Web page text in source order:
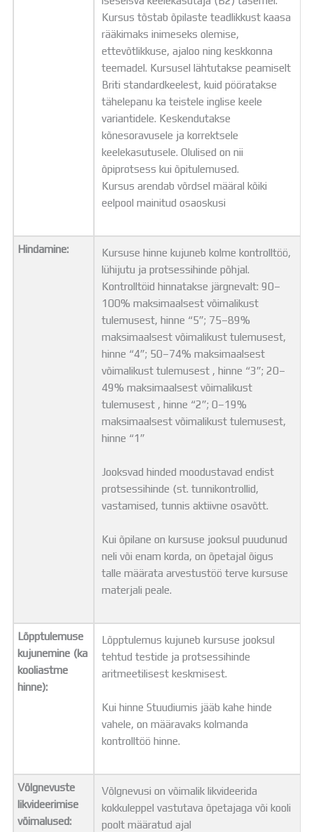
Kursus tõstab õpilaste teadlikkust kaasa
rääkimaks inimeseks olemise,
ettevõtlikkuse, ajaloo ning keskkonna
teemadel. Kursusel lähtutakse peamiselt
Briti standardkeelest, kuid pööratakse
tähelepanu ka teistele inglise keele
variantidele. Keskendutakse
kõnesoravusele ja korrektsele
keelekasutusele. Olulised on nii
õpiprotsess kui õpitulemused.
Kursus arendab võrdsel määral kõiki
eelpool mainitud osaoskusi
Hindamine:
Kursuse hinne kujuneb kolme kontrolltöö,
lühijutu ja protsessihinde põhjal.
Kontrolltöid hinnatakse järgnevalt: 90–
100% maksimaalsest võimalikust
tulemusest, hinne “5”; 75–89%
maksimaalsest võimalikust tulemusest,
hinne “4”; 50–74% maksimaalsest
võimalikust tulemusest , hinne “3”; 20–
49% maksimaalsest võimalikust
tulemusest , hinne “2”; 0–19%
maksimaalsest võimalikust tulemusest,
hinne “1”
Jooksvad hinded moodustavad endist
protsessihinde (st. tunnikontrollid,
vastamised, tunnis aktiivne osavõtt.
Kui õpilane on kursuse jooksul puudunud
neli või enam korda, on õpetajal õigus
talle määrata arvestustöö terve kursuse
materjali peale.
Lõpptulemuse
kujunemine (ka
kooliastme
hinne):
Lõpptulemus kujuneb kursuse jooksul
tehtud testide ja protsessihinde
aritmeetilisest keskmisest.
Kui hinne Stuudiumis jääb kahe hinde
vahele, on määravaks kolmanda
kontrolltöö hinne.
Võlgnevuste
likvideerimise
võimalused:
Võlgnevusi on võimalik likvideerida
kokkuleppel vastutava õpetajaga või kooli
poolt määratud ajal